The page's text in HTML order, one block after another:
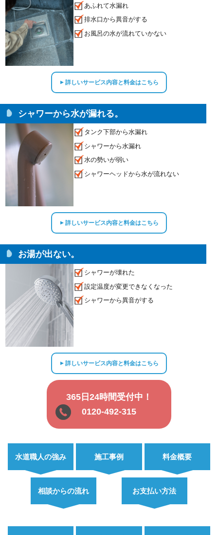
あふれて水漏れ
排水口から異音がする
お風呂の水が流れていかない
▲詳しいサービス内容と料金はこちら
シャワーから水が漏れる。
タンク下部から水漏れ
シャワーから水漏れ
水の勢いが弱い
シャワーヘッドから水が流れない
▲詳しいサービス内容と料金はこちら
お湯が出ない。
シャワーが壊れた
設定温度が変更できなくなった
シャワーから異音がする
▲詳しいサービス内容と料金はこちら
365日24時間受付中！
0120-492-315
水道職人の強み 施工事例 料金概要
相談からの流れ お支払い方法